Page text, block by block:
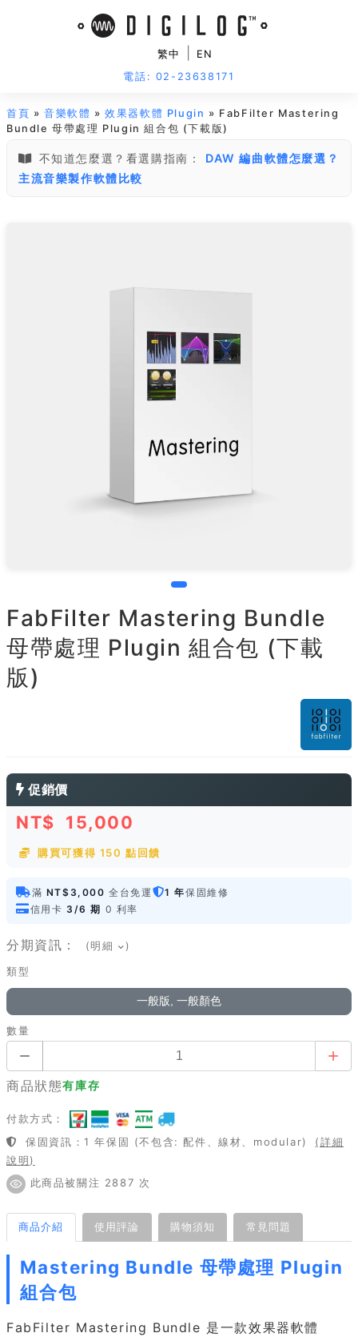
繁中
EN
電話: 02-23638171
首頁 »音樂軟體 »效果器軟體 Plugin » FabFilter Mastering
Bundle 母帶處理 Plugin 組合包 (下載版)
不知道怎麼選？看選購指南：
DAW 編曲軟體怎麼選？
主流音樂製作軟體比較
FabFilter Mastering Bundle
母帶處理 Plugin 組合包 (下載
版)
促銷價
NT$ 15,000
購買可獲得 150 點回饋
滿 NT$3,000 全台免運 1 年保固維修
信用卡 3/6 期 0 利率
分期資訊： (明細 )
類型
一般版, 一般顏色
數量
商品狀態有庫存
付款方式：
保固資訊：1 年保固 (不包含: 配件、線材、modular)
(詳細
說明)
此商品被關注 2887 次
商品介紹 使用評論 購物須知 常見問題
Mastering Bundle 母帶處理 Plugin
組合包
FabFilter Mastering Bundle 是一款效果器軟體